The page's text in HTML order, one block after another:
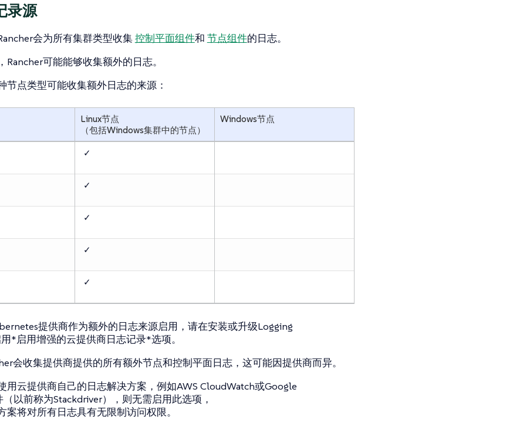
录源
会为所有集群类型收集控制平面组件和 节点组件的日志。
Rancher可能能够收集额外的日志。
节点类型可能收集额外日志的来源：
Linux节点
（包括Windows集群中的节点）
Windows节点
✓
✓
✓
✓
✓
提供商作为额外的日志来源启用，请在安装或升级Logging
*启用增强的云提供商日志记录*选项。
会收集提供商提供的所有额外节点和控制平面日志，这可能因提供商而异。
用云提供商自己的日志解决方案，例如AWS CloudWatch或Google
以前称为Stackdriver），则无需启用此选项，
案将对所有日志具有无限制访问权限。